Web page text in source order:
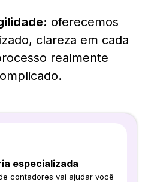
oferecemos
clareza em cada
realmente
especializada
contadores vai ajudar você